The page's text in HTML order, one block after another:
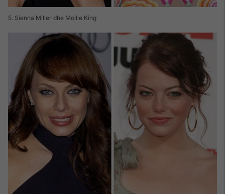
5. Sienna Miller dhe Mollie King